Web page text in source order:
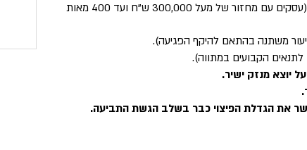
(עסקים עם מחזור של מעל 300,000 ש"ח ועד 400 מאות
משתנה בהתאם להיקף הפגיעה).
הקבועים במתווה).
יוצא מנזק ישיר.
את הגדלת הפיצוי כבר בשלב הגשת התביעה.